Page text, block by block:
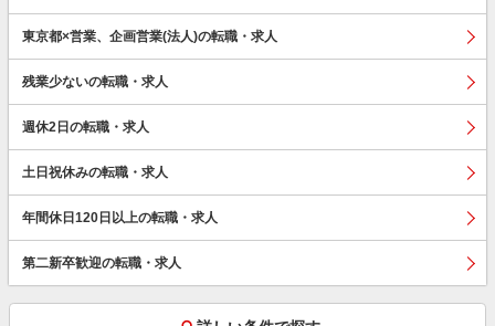
東京都×営業、企画営業(法人)の転職・求人
残業少ないの転職・求人
週休2日の転職・求人
土日祝休みの転職・求人
年間休日120日以上の転職・求人
第二新卒歓迎の転職・求人